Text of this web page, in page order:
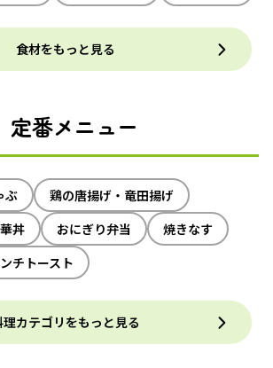
食材をもっと見る
定番メニュー
ぶ
鶏の唐揚げ・竜田揚げ
丼 おにぎり弁当
焼きなす
チトースト
理カテゴリをもっと見る